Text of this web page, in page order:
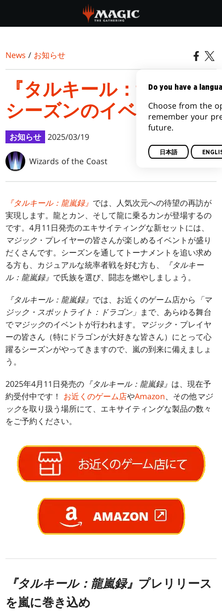
main
News / お知らせ
『タルキール：龍嵐録』
シーズンのイベント一覧
お知らせ 2025/03/19
Wizards of the Coast
『タルキール：龍嵐録』 では、人気次元への待望の再訪が
実現します。龍とカン、そして龍に乗るカンが登場するの
です。4月11日発売のエキサイティングな新セットには、
マジック ・プレイヤーの皆さんが楽しめるイベントが盛り
だくさんです。シーズンを通してトーナメントを追い求め
る方も、カジュアルな統率者戦を好む方も、
『タルキー
ル：龍嵐録』 で氏族を選び、闘志を燃やしましょう。
『タルキール：龍嵐録』 では、お近くのゲーム店から 「マ
ジック・スポットライト：ドラゴン」 まで、あらゆる舞台
でマジックのイベントが行われます。 マジック ・プレイヤ
ーの皆さん（特にドラゴンが大好きな皆さん）にとって心
躍るシーズンがやってきますので、嵐の到来に備えましょ
う。
2025年4月11日発売の 『タルキール：龍嵐録』 は、現在予
約受付中です！ お近くのゲーム店やAmazon、その他マジ
ックを取り扱う場所にて、エキサイティングな製品の数々
をご予約ください。
『タルキール：龍嵐録』 プレリリース
を嵐に巻き込め
Do you have a
Choose from the
remember your
future.
日本語